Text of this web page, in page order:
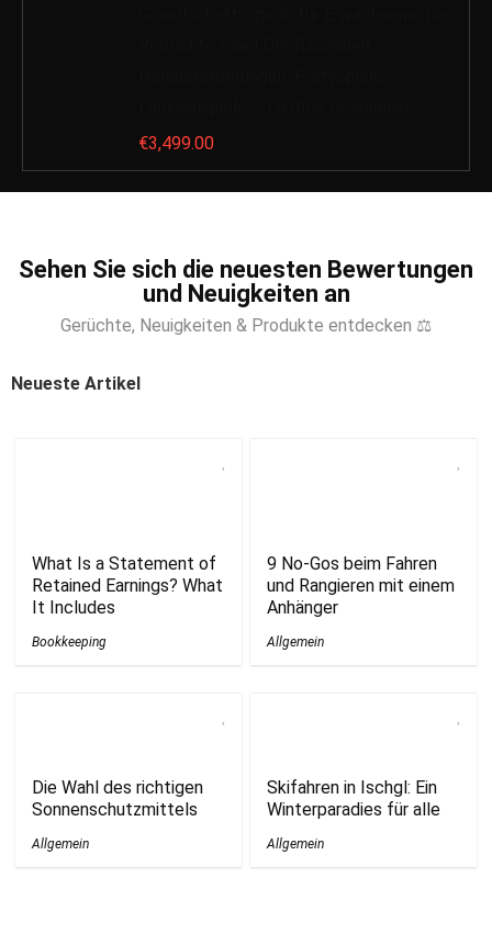
€3,499.00
Sehen Sie sich die neuesten Bewertungen
und Neuigkeiten an
Gerüchte, Neuigkeiten & Produkte entdecken ⚖
Neueste Artikel
What Is a Statement of
Retained Earnings? What
It Includes
Bookkeeping
9 No-Gos beim Fahren
und Rangieren mit einem
Anhänger
Allgemein
Die Wahl des richtigen
Sonnenschutzmittels
Allgemein
Skifahren in Ischgl: Ein
Winterparadies für alle
Allgemein